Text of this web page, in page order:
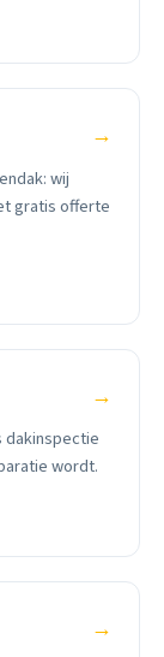
→
wij
gratis offerte
→
dakinspectie
wordt.
→